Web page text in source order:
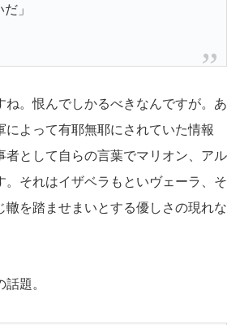
」
ね。恨んでしかるべきなんですが。あ
によって有耶無耶にされていた情報
者として自らの言葉でマリオン、アル
。それはイザベラもといヴェーラ、そ
轍を踏ませまいとする優しさの現れな
題。